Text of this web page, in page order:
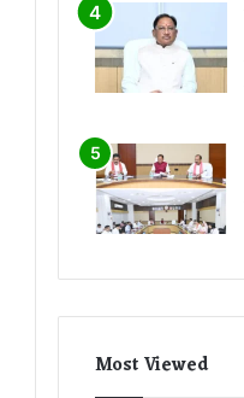
Most Viewed